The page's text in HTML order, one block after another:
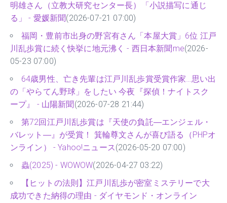
明雄さん（立教大研究センター長）「小説描写に通じ
る」 - 愛媛新聞(2026-07-21 07:00)
福岡・豊前市出身の野宮有さん「本屋大賞」6位 江戸
川乱歩賞に続く快挙に地元沸く - 西日本新聞me(2026-
05-23 07:00)
64歳男性、亡き先輩は江戸川乱歩賞受賞作家…思い出
の「やらてん野球」をしたい 今夜『探偵！ナイトスク
ープ』 - 山陽新聞 (2026-07-28 21:44)
第72回江戸川乱歩賞は『天使の負託―エンジェル・
バレット―』が受賞！ 箕輪尊文さんが喜び語る（PHPオ
ンライン） - Yahoo!ニュース(2026-05-20 07:00)
蟲(2025) - WOWOW(2026-04-27 03:22)
【ヒットの法則】江戸川乱歩が密室ミステリーで大
成功できた納得の理由 - ダイヤモンド・オンライン